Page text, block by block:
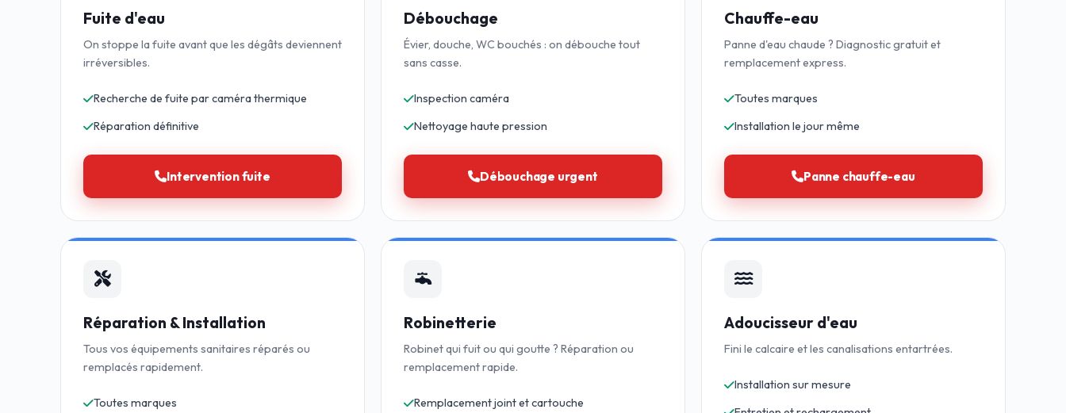
Fuite d'eau
On stoppe la fuite avant que les dégâts deviennent
irréversibles.
Recherche de fuite par caméra thermique
Réparation définitive
Intervention fuite
Débouchage
Évier, douche, WC bouchés : on débouche tout
sans casse.
Inspection caméra
Nettoyage haute pression
Débouchage urgent
Chauffe-eau
Panne d'eau chaude ? Diagnostic gratuit et
remplacement express.
Toutes marques
Installation le jour même
Panne chauffe-eau
Réparation & Installation
Tous vos équipements sanitaires réparés ou
remplacés rapidement.
Toutes marques
Robinetterie
Robinet qui fuit ou qui goutte ? Réparation ou
remplacement rapide.
Remplacement joint et cartouche
Adoucisseur d'eau
Fini le calcaire et les canalisations entartrées.
Installation sur mesure